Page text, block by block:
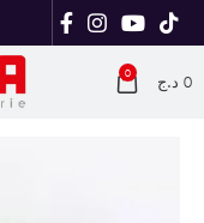
0 0 د.ج